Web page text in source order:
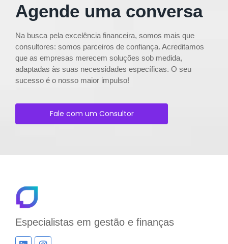
Agende uma conversa
Na busca pela excelência financeira, somos mais que
consultores: somos parceiros de confiança. Acreditamos
que as empresas merecem soluções sob medida,
adaptadas às suas necessidades específicas. O seu
sucesso é o nosso maior impulso!
Fale com um Consultor
Especialistas em gestão e finanças